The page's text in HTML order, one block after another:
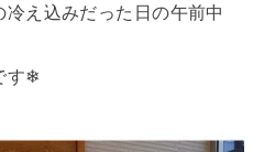
え込みだった日の午前中
す❄